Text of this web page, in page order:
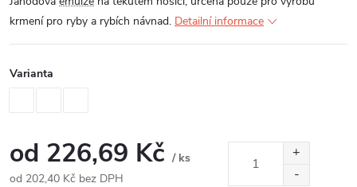
krmení pro ryby a rybích návnad. Detailní informace
Varianta
od 226,69 Kč / ks
od 202,40 Kč bez DPH